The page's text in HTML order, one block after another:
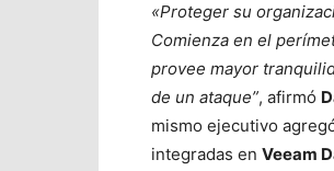
«Proteger su
Comienza en el
provee mayor
de un ataque”, afirmó
mismo ejecutivo
integradas en Veeam